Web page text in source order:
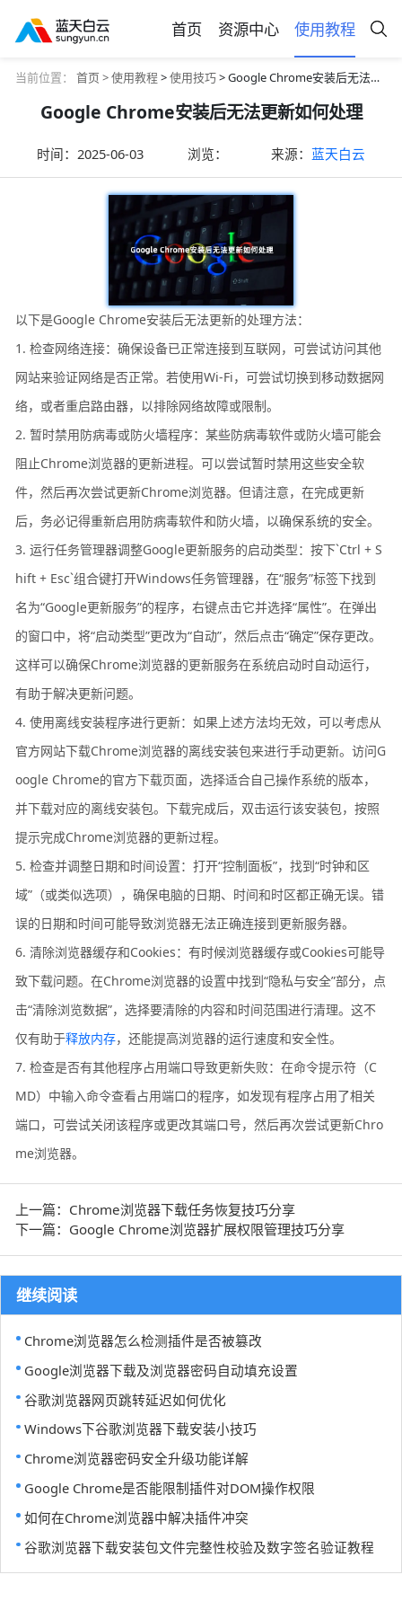
首页 资源中心 使用教程
当前位置： 首页 >使用教程>使用技巧> Google Chrome安装后无法更新如何处理
Google Chrome安装后无法更新如何处理
时间：2025-06-03 浏览： 来源： 蓝天白云
以下是Google Chrome安装后无法更新的处理方法：
1. 检查网络连接：确保设备已正常连接到互联网，可尝试访问其他
网站来验证网络是否正常。若使用Wi-Fi，可尝试切换到移动数据网
络，或者重启路由器，以排除网络故障或限制。
2. 暂时禁用防病毒或防火墙程序：某些防病毒软件或防火墙可能会
阻止Chrome浏览器的更新进程。可以尝试暂时禁用这些安全软
件，然后再次尝试更新Chrome浏览器。但请注意，在完成更新
后，务必记得重新启用防病毒软件和防火墙，以确保系统的安全。
3. 运行任务管理器调整Google更新服务的启动类型：按下`Ctrl + S
hift + Esc`组合键打开Windows任务管理器，在“服务”标签下找到
名为“Google更新服务”的程序，右键点击它并选择“属性”。在弹出
的窗口中，将“启动类型”更改为“自动”，然后点击“确定”保存更改。
这样可以确保Chrome浏览器的更新服务在系统启动时自动运行，
有助于解决更新问题。
4. 使用离线安装程序进行更新：如果上述方法均无效，可以考虑从
官方网站下载Chrome浏览器的离线安装包来进行手动更新。访问G
oogle Chrome的官方下载页面，选择适合自己操作系统的版本，
并下载对应的离线安装包。下载完成后，双击运行该安装包，按照
提示完成Chrome浏览器的更新过程。
5. 检查并调整日期和时间设置：打开“控制面板”，找到“时钟和区
域”（或类似选项），确保电脑的日期、时间和时区都正确无误。错
误的日期和时间可能导致浏览器无法正确连接到更新服务器。
6. 清除浏览器缓存和Cookies：有时候浏览器缓存或Cookies可能导
致下载问题。在Chrome浏览器的设置中找到“隐私与安全”部分，点
击“清除浏览数据”，选择要清除的内容和时间范围进行清理。这不
仅有助于释放内存，还能提高浏览器的运行速度和安全性。
7. 检查是否有其他程序占用端口导致更新失败：在命令提示符（C
MD）中输入命令查看占用端口的程序，如发现有程序占用了相关
端口，可尝试关闭该程序或更改其端口号，然后再次尝试更新Chro
me浏览器。
上一篇：Chrome浏览器下载任务恢复技巧分享
下一篇：Google Chrome浏览器扩展权限管理技巧分享
继续阅读
Chrome浏览器怎么检测插件是否被篡改
Google浏览器下载及浏览器密码自动填充设置
谷歌浏览器网页跳转延迟如何优化
Windows下谷歌浏览器下载安装小技巧
Chrome浏览器密码安全升级功能详解
Google Chrome是否能限制插件对DOM操作权限
如何在Chrome浏览器中解决插件冲突
谷歌浏览器下载安装包文件完整性校验及数字签名验证教程